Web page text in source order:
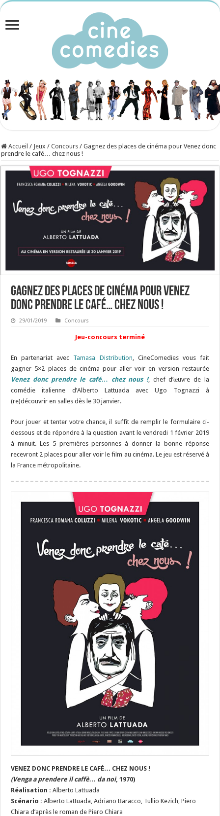
Accueil / Jeux / Concours / Gagnez des places de cinéma pour Venez donc
prendre le café… chez nous !
Gagnez des places de cinéma pour Venez
donc prendre le café… chez nous !
29/01/2019 Concours
Jeu-concours terminé
En partenariat avec Tamasa Distribution, CineComedies vous fait
gagner 5×2 places de cinéma pour aller voir en version restaurée
Venez donc prendre le café… chez nous !, chef d’œuvre de la
comédie italienne d’Alberto Lattuada avec Ugo Tognazzi à
(re)découvrir en salles dès le 30 janvier.
Pour jouer et tenter votre chance, il suffit de remplir le formulaire ci-
dessous et de répondre à la question avant le vendredi 1 février 2019
à minuit. Les 5 premières personnes à donner la bonne réponse
recevront 2 places pour aller voir le film au cinéma. Le jeu est réservé à
la France métropolitaine.
VENEZ DONC PRENDRE LE CAFÉ… CHEZ NOUS !
(Venga a prendere il caffè… da noi, 1970)
Réalisation : Alberto Lattuada
Scénario : Alberto Lattuada, Adriano Baracco, Tullio Kezich, Piero
Chiara d’après le roman de Piero Chiara